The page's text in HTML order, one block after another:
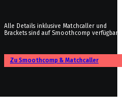
Alle Details inklusive Matchcaller und
Brackets sind auf Smoothcomp verfügbar.
Zu Smoothcomp & Matchcaller